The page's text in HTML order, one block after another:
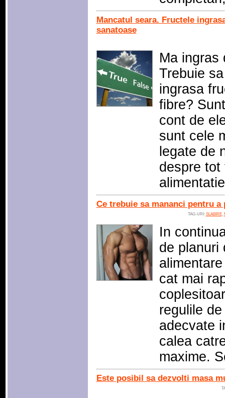
Mancatul seara. Fructele
sanatoase
Ma ingras
Trebuie
ingrasa
fibre?
cont de
sunt cele
legate de
despre tot
Ce trebuie sa mananci pentru
TAG-URI: SLABIRE,
In
de planuri
cat mai
regulile
adecvate
calea
maxime.
Este posibil sa dezvolti masa